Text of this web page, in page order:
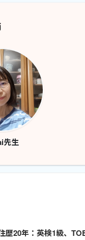
先生
20年：英検1級、